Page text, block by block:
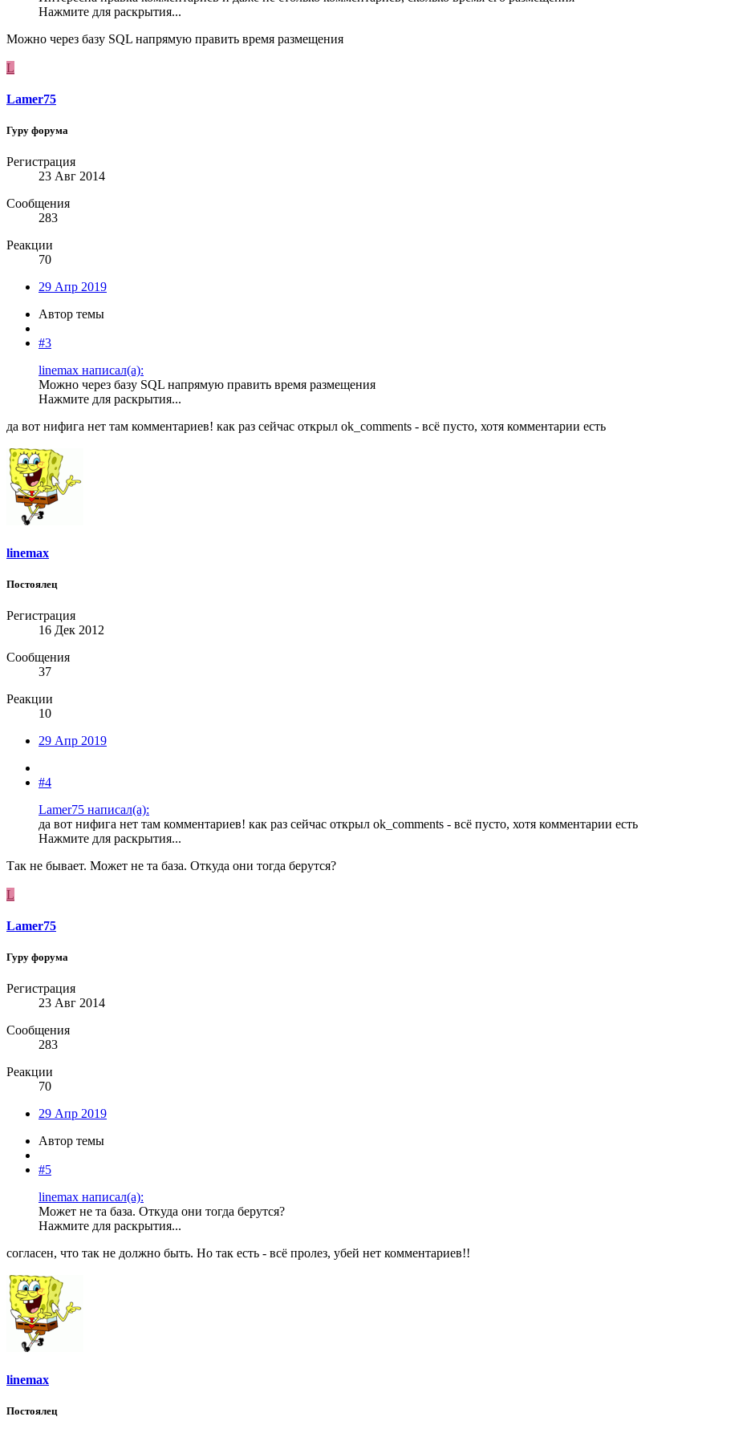
Нажмите для раскрытия...
Можно через базу SQL напрямую править время размещения
L
Lamer75
Гуру форума
Регистрация
23 Авг 2014
Сообщения
283
Реакции
70
29 Апр 2019
Автор темы
#3
linemax написал(а):
Можно через базу SQL напрямую править время размещения
Нажмите для раскрытия...
да вот нифига нет там комментариев! как раз сейчас открыл ok_comments - всё пусто, хотя комментарии есть
linemax
Постоялец
Регистрация
16 Дек 2012
Сообщения
37
Реакции
10
29 Апр 2019
#4
Lamer75 написал(а):
да вот нифига нет там комментариев! как раз сейчас открыл ok_comments - всё пусто, хотя комментарии есть
Нажмите для раскрытия...
Так не бывает. Может не та база. Откуда они тогда берутся?
L
Lamer75
Гуру форума
Регистрация
23 Авг 2014
Сообщения
283
Реакции
70
29 Апр 2019
Автор темы
#5
linemax написал(а):
Может не та база. Откуда они тогда берутся?
Нажмите для раскрытия...
согласен, что так не должно быть. Но так есть - всё пролез, убей нет комментариев!!
linemax
Постоялец